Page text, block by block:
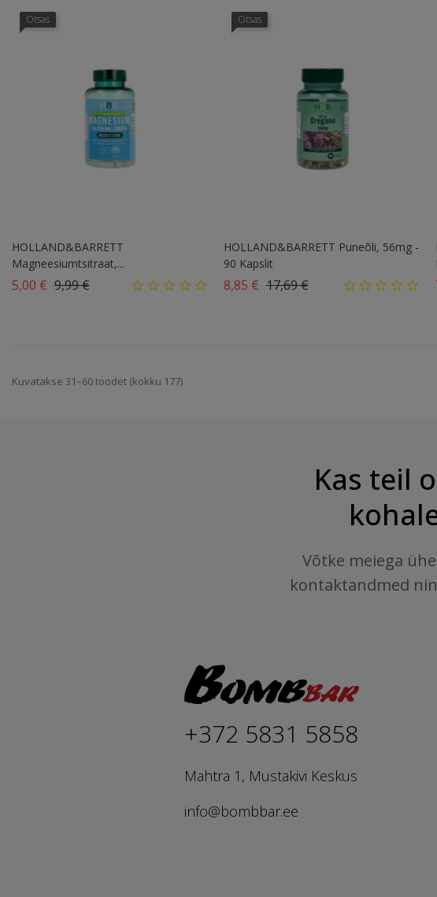
Otsas
HOLLAND&BARRETT
Magneesiumtsitraat,...
5,00 € Tavahind
9,99 €Hind
Otsas
HOLLAND&BARRETT Puneõli, 56mg -
90 Kapslit
8,85 € Tavahind
17,69 €Hind
Kuvatakse 31–60 toodet (kokku 177)
Kas teil
Võtke meiega
kontaktandmed
+372 5831 5858
Mahtra 1, Mustakivi Keskus
info@bombbar.ee